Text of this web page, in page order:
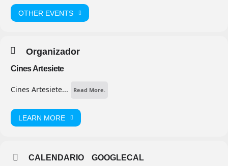
OTHER EVENTS
Organizador
Cines Artesiete
Cines Artesiete... Read More.
LEARN MORE
CALENDARIO GOOGLECAL